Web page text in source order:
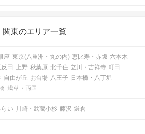
関東のエリア一覧
座 東京(八重洲・丸の内) 恵比寿・赤坂 六本木
田 上野 秋葉原 北千住 立川・吉祥寺 町田
自由が丘 お台場 八王子 日本橋・八丁堀
浅草・両国
い 川崎・武蔵小杉 藤沢 鎌倉